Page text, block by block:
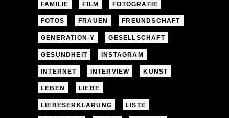
FAMILIE FILM FOTOGRAFIE
FOTOS FRAUEN FREUNDSCHAFT
GENERATION-Y GESELLSCHAFT
GESUNDHEIT INSTAGRAM
INTERNET INTERVIEW KUNST
LEBEN LIEBE
LIEBESERKLÄRUNG LISTE